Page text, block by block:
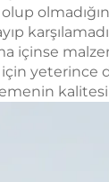
yeterince